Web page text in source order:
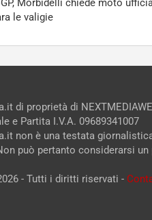
Morbidelli chiede moto
le valigie
di proprietà di
e Partita I.V.A. 09689341007
non è una testata
può pertanto considerarsi
- Tutti i diritti riservati -